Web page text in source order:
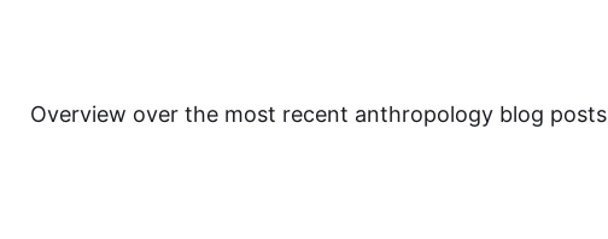
Overview over the most recent anthropology blog posts